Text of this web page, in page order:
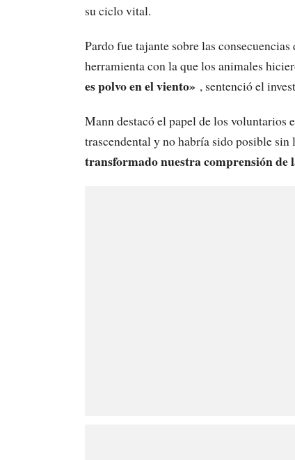
su ciclo vital.
Pardo fue tajante sobre las
herramienta con la que los animales
es polvo en el viento» , sentenció el
Mann destacó el papel de los voluntarios
trascendental y no habría sido posible sin
transformado nuestra comprensión de